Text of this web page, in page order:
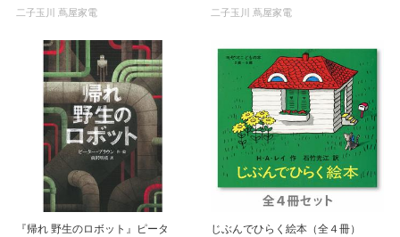
二子玉川 蔦屋家電 二子玉川 蔦屋家電
『帰れ 野生のロボット』ピータ
じぶんでひらく絵本（全４冊）